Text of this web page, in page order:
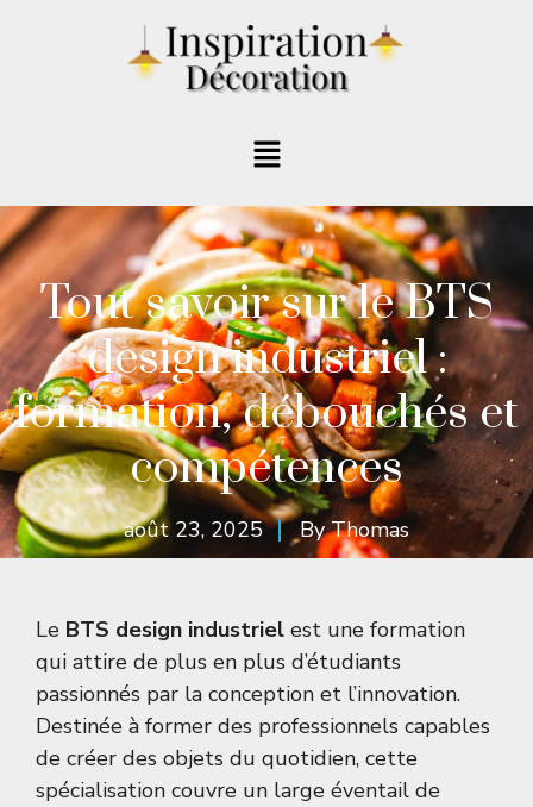
Tout savoir sur le BTS
design industriel :
formation, débouchés et
compétences
août 23, 2025 ByThomas
Le BTS design industriel est une formation
qui attire de plus en plus d’étudiants
passionnés par la conception et l’innovation.
Destinée à former des professionnels capables
de créer des objets du quotidien, cette
spécialisation couvre un large éventail de